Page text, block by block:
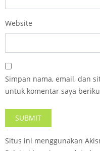
Website
Simpan nama, email, dan
untuk komentar saya
Situs ini menggunakan